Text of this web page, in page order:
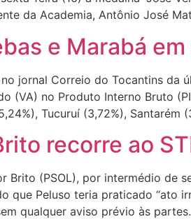
da Academia, Antônio José
e Marabá
jornal Correio do Tocantins da
(VA) no Produto Interno Bruto
Tucuruí (3,72%), Santarém
recorre ao
Brito (PSOL), por intermédio de
que Peluso teria praticado “ato
qualquer aviso prévio às